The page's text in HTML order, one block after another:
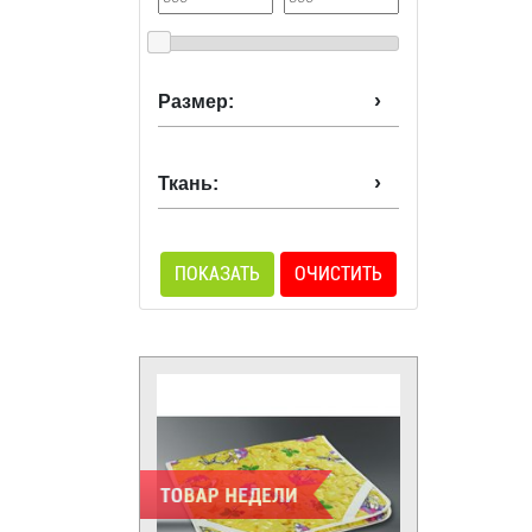
Размер:
Ткань:
ПОКАЗАТЬ ОЧИСТИТЬ